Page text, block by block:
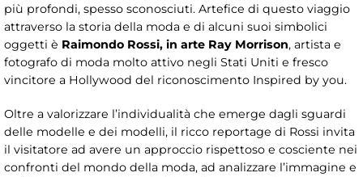
più profondi, spesso sconosciuti. Artefice di questo viaggio
attraverso la storia della moda e di alcuni suoi simbolici
oggetti è Raimondo Rossi, in arte Ray Morrison, artista e
fotografo di moda molto attivo negli Stati Uniti e fresco
vincitore a Hollywood del riconoscimento Inspired by you.
Oltre a valorizzare l’individualità che emerge dagli sguardi
delle modelle e dei modelli, il ricco reportage di Rossi invita
il visitatore ad avere un approccio rispettoso e cosciente nei
confronti del mondo della moda, ad analizzare l’immagine e